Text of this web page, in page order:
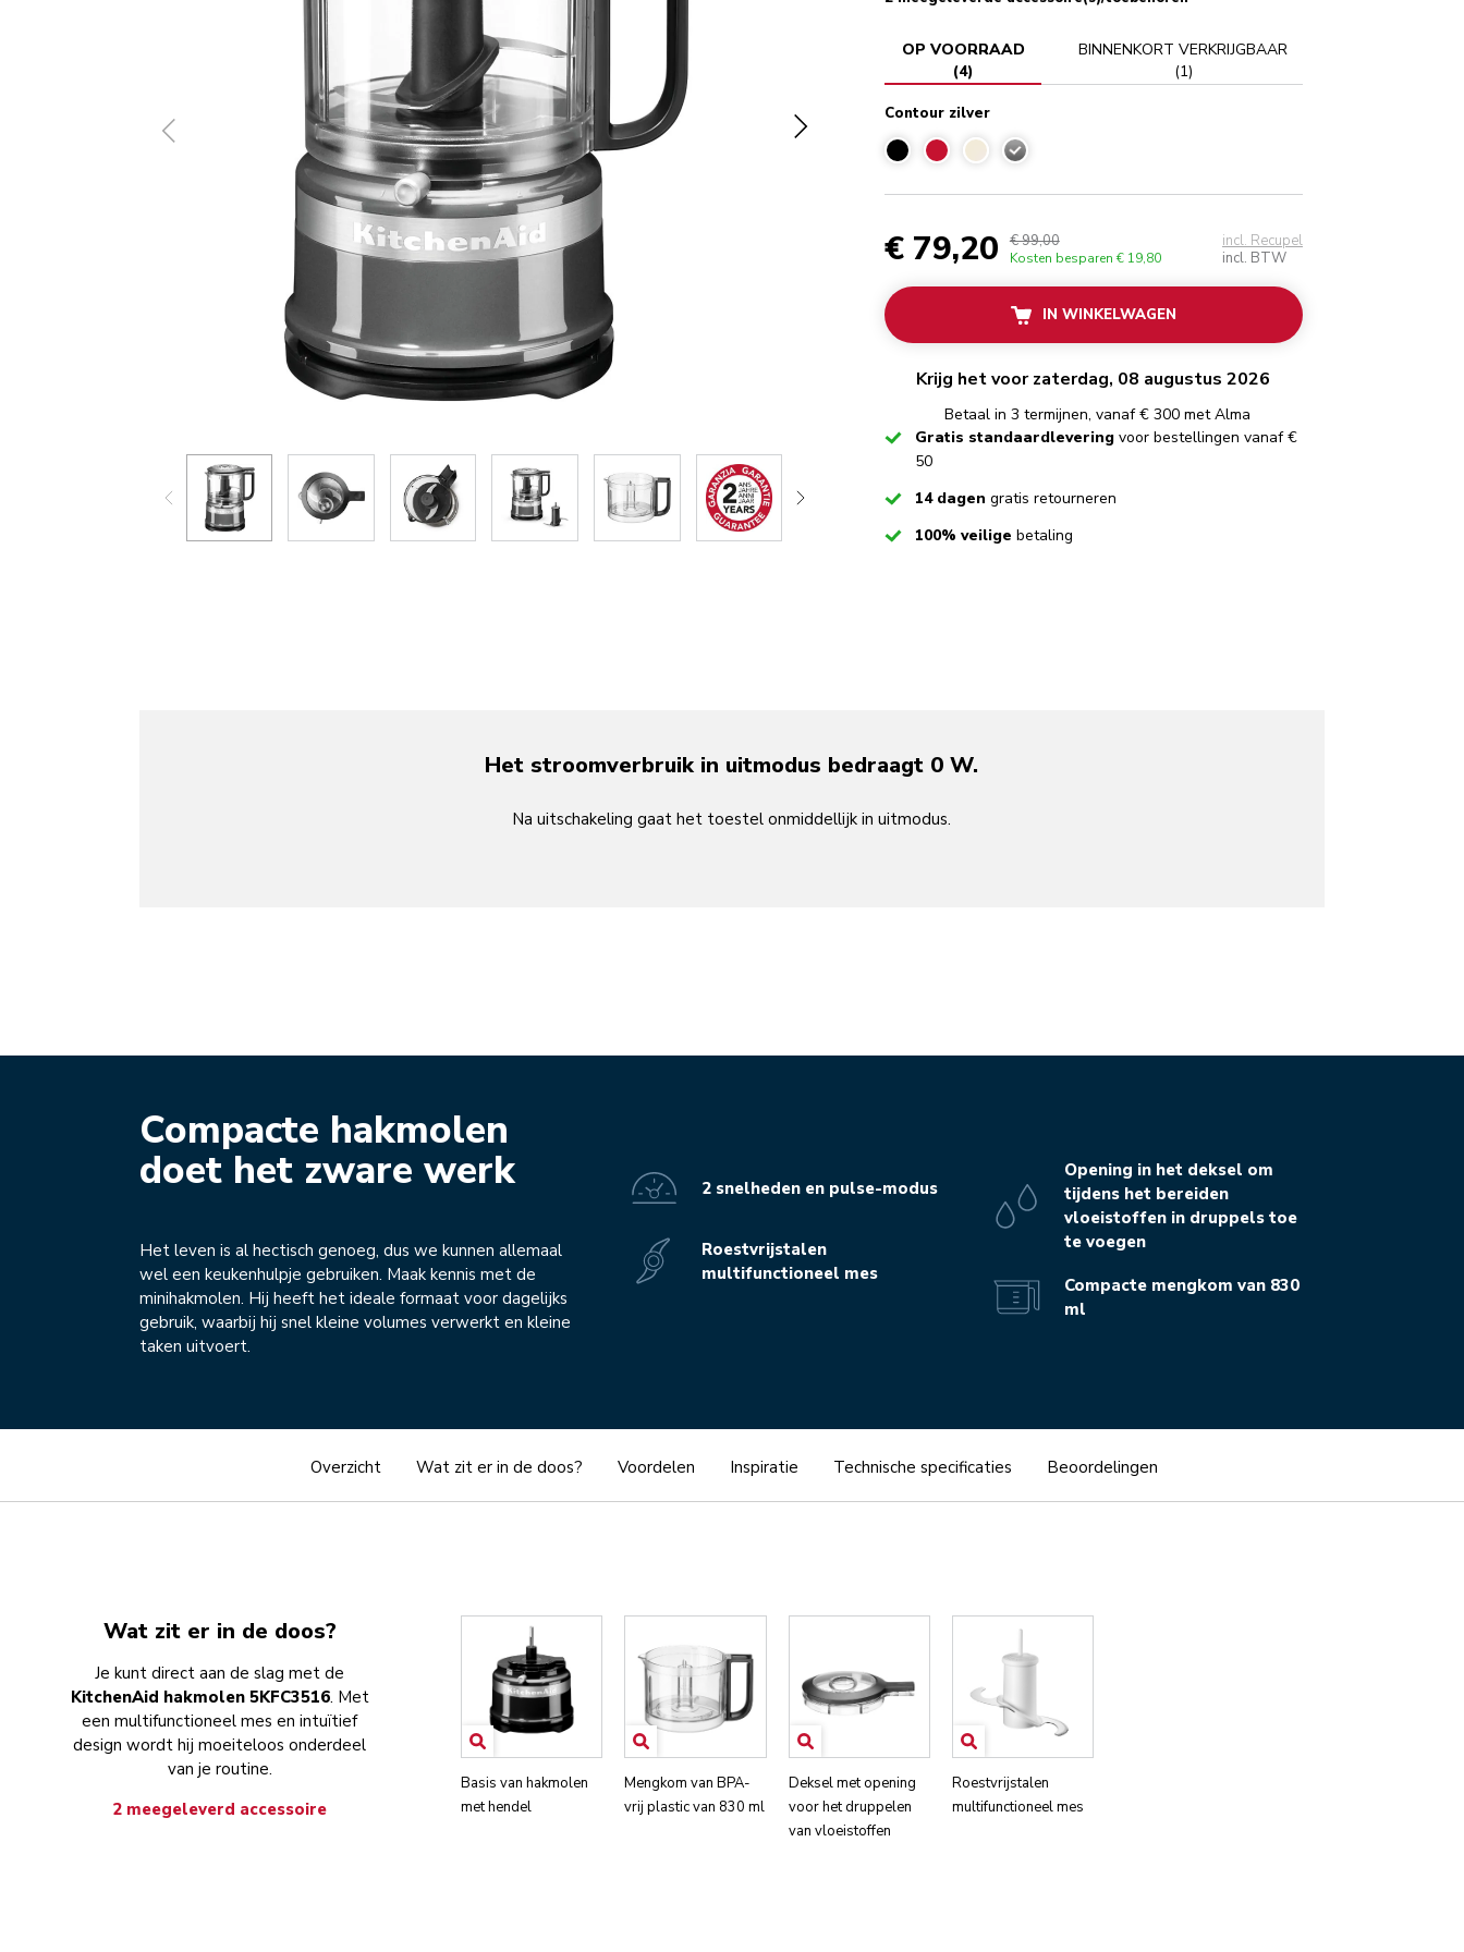
OP VOORRAAD
(4)
BINNENKORT VERKRIJGBAAR
(1)
Contour zilver
Contour zilver
€ 79,20 € 99,00
Kosten besparen € 19,80
incl. Recupel
incl. BTW
IN WINKELWAGEN
Krijg het voor zaterdag, 08 augustus 2026
Betaal in 3 termijnen, vanaf € 300 met Alma
CheckedGratis standaardlevering voor bestellingen vanaf €
50
Checked14 dagen gratis retourneren
Checked100% veilige betaling
Het stroomverbruik in uitmodus bedraagt 0 W.
Na uitschakeling gaat het toestel onmiddellijk in uitmodus.
Compacte hakmolen
doet het zware werk
Het leven is al hectisch genoeg, dus we kunnen allemaal
wel een keukenhulpje gebruiken. Maak kennis met de
minihakmolen. Hij heeft het ideale formaat voor dagelijks
gebruik, waarbij hij snel kleine volumes verwerkt en kleine
taken uitvoert.
2 snelheden en pulse-modus
Roestvrijstalen
multifunctioneel mes
Opening in het deksel om
tijdens het bereiden
vloeistoffen in druppels toe
te voegen
Compacte mengkom van 830
ml
Overzicht Wat zit er in de doos? Voordelen Inspiratie Technische specificaties Beoordelingen
Wat zit er in de doos?
Je kunt direct aan de slag met de
KitchenAid hakmolen 5KFC3516. Met
een multifunctioneel mes en intuïtief
design wordt hij moeiteloos onderdeel
van je routine.
2 meegeleverd accessoire
Basis van hakmolen
met hendel
Mengkom van BPA-
vrij plastic van 830 ml
Deksel met opening
voor het druppelen
van vloeistoffen
Roestvrijstalen
multifunctioneel mes